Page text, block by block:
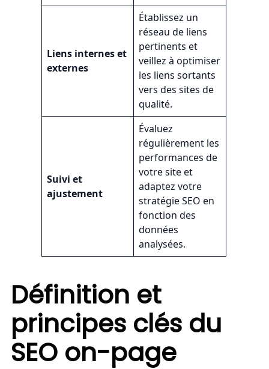
Liens internes et
externes
Établissez un
réseau de liens
pertinents et
veillez à optimiser
les liens sortants
vers des sites de
qualité.
Suivi et
ajustement
Évaluez
régulièrement les
performances de
votre site et
adaptez votre
stratégie SEO en
fonction des
données
analysées.
Définition et
principes clés du
SEO on-page